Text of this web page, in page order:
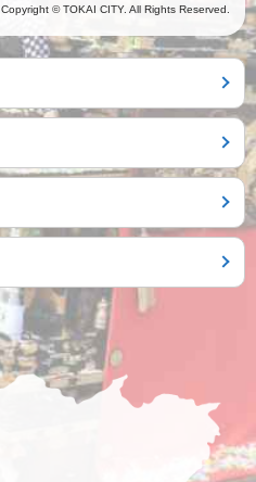
Copyright © TOKAI CITY. All Rights Reserved.